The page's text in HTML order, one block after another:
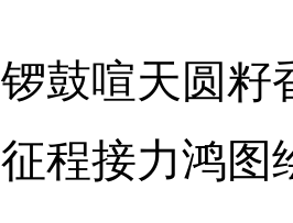
锣鼓喧天圆籽
征程接力鸿图